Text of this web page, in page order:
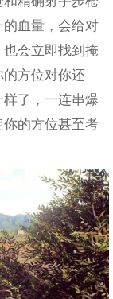
血量，会给对
会立即找到掩
方位对你还
了，一连串爆
的方位甚至考